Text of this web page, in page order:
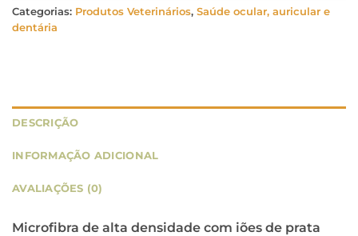
Categorias: Produtos Veterinários, Saúde ocular, auricular e
dentária
DESCRIÇÃO
INFORMAÇÃO ADICIONAL
AVALIAÇÕES (0)
Microfibra de alta densidade com iões de prata